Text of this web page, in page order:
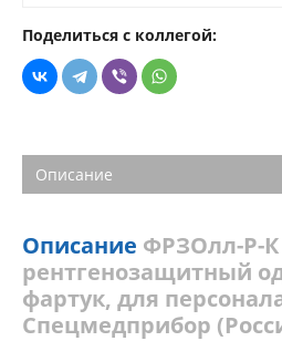
Поделиться с коллегой:
Описание
Описание ФРЗОлл-Р-
рентгенозащитный
фартук, для
Спецмедприбор